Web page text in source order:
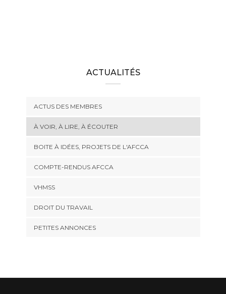
ACTUALITÉS
ACTUS DES MEMBRES
À VOIR, À LIRE, À ÉCOUTER
BOITE À IDÉES, PROJETS DE L'AFCCA
COMPTE-RENDUS AFCCA
VHMSS
DROIT DU TRAVAIL
PETITES ANNONCES